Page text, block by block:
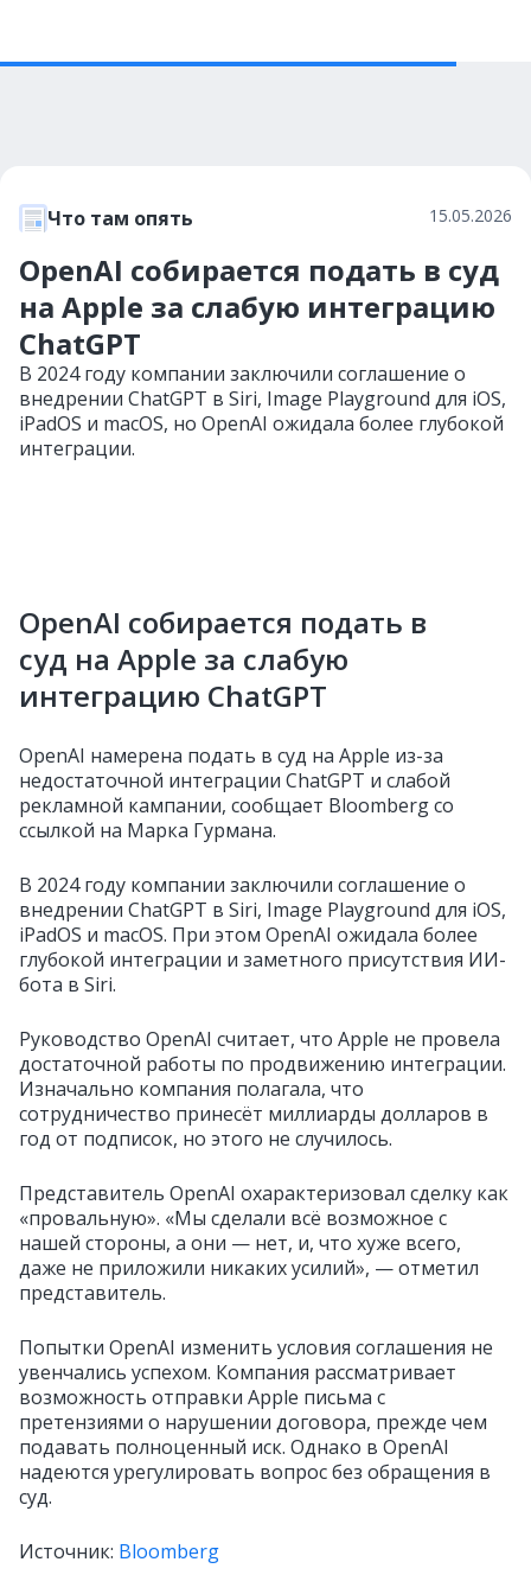
Что там опять 15.05.2026
OpenAI собирается подать в суд
на Apple за слабую интеграцию
ChatGPT
В 2024 году компании заключили соглашение о
внедрении ChatGPT в Siri, Image Playground для iOS,
iPadOS и macOS, но OpenAI ожидала более глубокой
интеграции.
OpenAI собирается подать в
суд на Apple за слабую
интеграцию ChatGPT
OpenAI намерена подать в суд на Apple из-за
недостаточной интеграции ChatGPT и слабой
рекламной кампании, сообщает Bloomberg со
ссылкой на Марка Гурмана.
В 2024 году компании заключили соглашение о
внедрении ChatGPT в Siri, Image Playground для iOS,
iPadOS и macOS. При этом OpenAI ожидала более
глубокой интеграции и заметного присутствия ИИ-
бота в Siri.
Руководство OpenAI считает, что Apple не провела
достаточной работы по продвижению интеграции.
Изначально компания полагала, что
сотрудничество принесёт миллиарды долларов в
год от подписок, но этого не случилось.
Представитель OpenAI охарактеризовал сделку как
«провальную». «Мы сделали всё возможное с
нашей стороны, а они — нет, и, что хуже всего,
даже не приложили никаких усилий», — отметил
представитель.
Попытки OpenAI изменить условия соглашения не
увенчались успехом. Компания рассматривает
возможность отправки Apple письма с
претензиями о нарушении договора, прежде чем
подавать полноценный иск. Однако в OpenAI
надеются урегулировать вопрос без обращения в
суд.
Источник: Bloomberg